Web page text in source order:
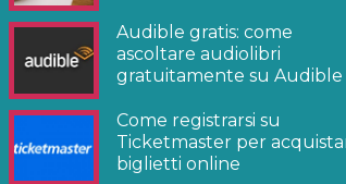
Audible gratis: come
ascoltare audiolibri
gratuitamente su Audible
Come registrarsi su
Ticketmaster per
biglietti online